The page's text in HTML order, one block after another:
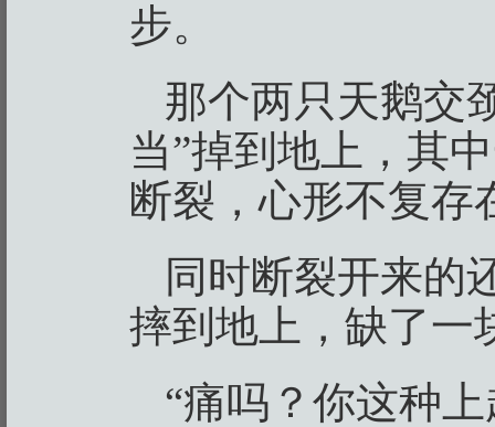
步。
那个两只天鹅交
当”掉到地上，其
断裂，心形不复存
同时断裂开来的
摔到地上，缺了一
“痛吗？你这种